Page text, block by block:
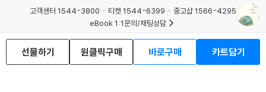
선물하기 원클릭구매 바로구매 카트담기
고객센터 1544-3800 티켓 1544-6399
중고샵 1566-4295
eBook 1:1문의/채팅상담
예스이십사(주) 사업자 정보
이용약관
개인정보처리방침
청소년보호정책